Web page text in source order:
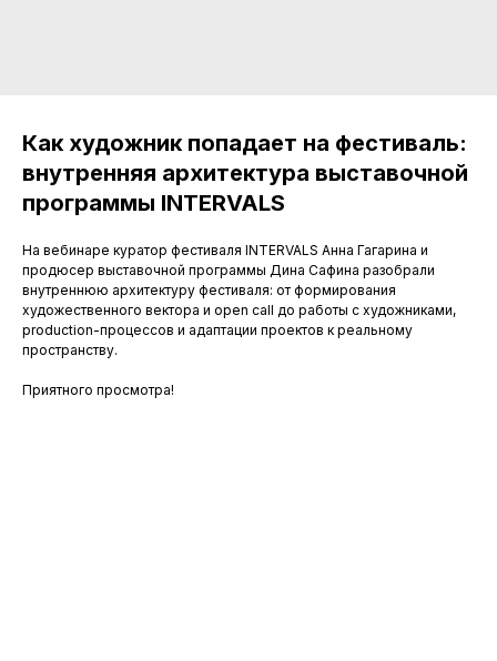
Как художник попадает на фестиваль:
внутренняя архитектура выставочной
программы INTERVALS
На вебинаре куратор фестиваля INTERVALS Анна Гагарина и
продюсер выставочной программы Дина Сафина разобрали
внутреннюю архитектуру фестиваля: от формирования
художественного вектора и open call до работы с художниками,
production-процессов и адаптации проектов к реальному
пространству.
Приятного просмотра!